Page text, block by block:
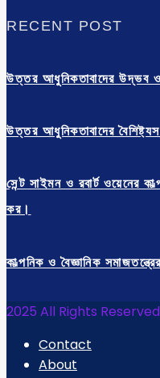
RECENT POST
উত্তর আধুনিকতাবাদের উদ্ভব
উত্তর আধুনিকতাবাদের
সেন্ট সাইমন ও রবার্ট ওয়েনের
কর।
কাল্পনিক ও বৈজ্ঞানিক
2025 All Rights
Contact
About